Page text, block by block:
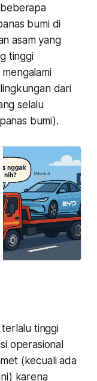
bumi di
asam yang
tinggi
dari
selalu
bumi).
terlalu tinggi
operasional
(kecuali ada
karena